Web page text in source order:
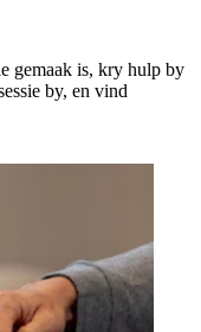
gemaak is, kry hulp by
by, en vind